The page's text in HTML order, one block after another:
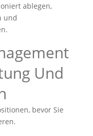
ablegen,
und
Und
bevor Sie